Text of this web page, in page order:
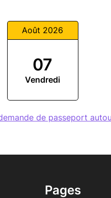
Août 2026
07
Vendredi
de passeport
Pages